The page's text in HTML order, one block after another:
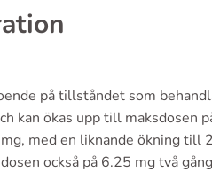
på tillståndet som
kan ökas upp till maksdosen
med en liknande ökning till
också på 6.25 mg två